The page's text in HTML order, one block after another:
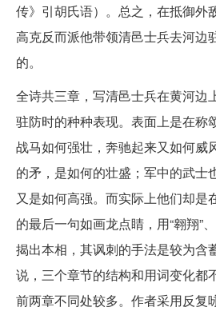
传》引胡氏语）。总之，在抵御外
高克反而派他带领清邑士兵去河边
的。
全诗共三章，写清邑士兵在黄河边
驻防时的种种表现。表面上是在称
战马如何强壮，奔驰起来又如何威
的矛，是如何的壮盛；军中的武士
又是如何高强。而实际上他们却是
的最后一句如画龙点睛，用“翱翔”
揭出本相，其讽刺的手法是较为含
说，三个章节的结构和用词变化都
前两章不同处较多。作者采用反复